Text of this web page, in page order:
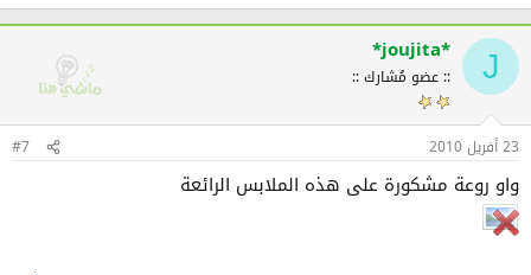
J
*joujita*
:: عضو مُشارك ::
23 أفريل 2010 #7
واو روعة مشكورة على هذه الملابس الرائعة